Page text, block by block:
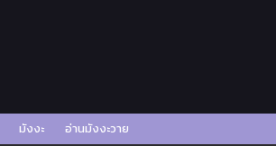
มังงะ อ่านมังงะวาย